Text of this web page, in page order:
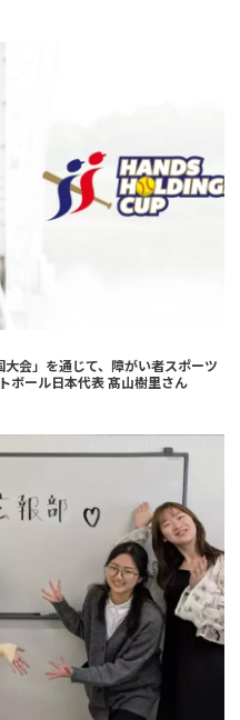
大会」を通じて、障がい者スポーツ
ボール日本代表 髙山樹里さん